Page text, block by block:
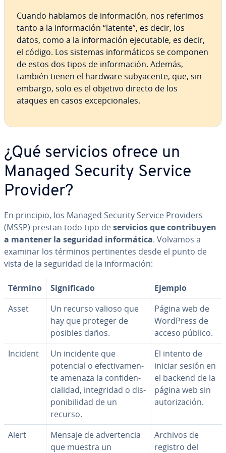
Cuando hablamos de in­fo­r­ma­ción, nos referimos
tanto a la in­fo­r­ma­ción “latente”, es decir, los
datos, como a la in­fo­r­ma­ción eje­cu­ta­ble, es decir,
el código. Los sistemas in­fo­r­má­ti­cos se componen
de estos dos tipos de in­fo­r­ma­ción. Además,
también tienen el hardware su­b­ya­ce­n­te, que, sin
embargo, solo es el objetivo directo de los
ataques en casos ex­ce­p­cio­na­les.
¿Qué servicios ofrece un
Managed Security Service
Provider?
En principio, los Managed Security Service Providers
(MSSP) prestan todo tipo deservicios que co­n­tri­bu­yen
a mantener la seguridad in­fo­r­má­ti­ca. Volvamos a
examinar los términos pe­r­ti­ne­n­tes desde el punto de
vista de la seguridad de la in­fo­r­ma­ción:
Término Si­g­ni­fi­ca­do
Ejemplo
Asset
Un recurso valioso que
hay que proteger de
posibles daños.
Página web de
WordPress de
acceso público.
Incident
Un incidente que
potencial o efe­c­ti­va­me­n­
te amenaza la co­n­fi­de­n­
cia­li­dad, in­te­gri­dad o di­s­
po­ni­bi­li­dad de un
recurso.
El intento de
iniciar sesión en
el backend de la
página web sin
au­to­ri­za­ción.
Alert
Mensaje de ad­ve­r­te­n­cia
que muestra un
Archivos de
registro del